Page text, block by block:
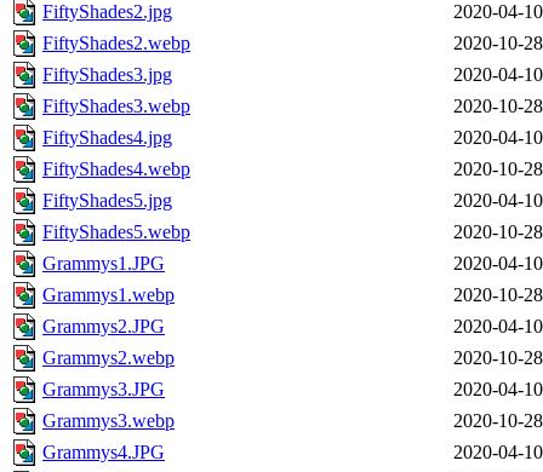
FiftyShades2.jpg
2020-04-
FiftyShades2.webp
2020-10-
FiftyShades3.jpg
2020-04-
FiftyShades3.webp
2020-10-
FiftyShades4.jpg
2020-04-
FiftyShades4.webp
2020-10-
FiftyShades5.jpg
2020-04-
FiftyShades5.webp
2020-10-
Grammys1.JPG
2020-04-
Grammys1.webp
2020-10-
Grammys2.JPG
2020-04-
Grammys2.webp
2020-10-
Grammys3.JPG
2020-04-
Grammys3.webp
2020-10-
Grammys4.JPG
2020-04-